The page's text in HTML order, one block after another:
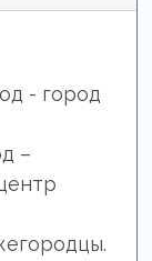
- город
–